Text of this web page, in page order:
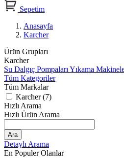
Sepetim
Anasayfa
Karcher
Ürün Grupları
Karcher
Su Dalgıç Pompaları Yıkama
Tüm Kategoriler
Tüm Markalar
Karcher (7)
Hızlı Arama
Hızlı Ürün Arama
Ara
Detaylı Arama
En Populer Olanlar